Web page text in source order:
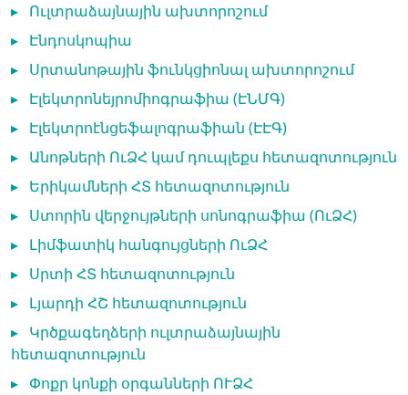
▸ Ուլտրաձայնային ախտորոշում
▸ Էնդոսկոպիա
▸ Սրտանոթային ֆունկցիոնալ ախտորոշում
▸ Էլեկտրոնեյրոմիոգրաֆիա (ԷՆՄԳ)
▸ Էլեկտրոէնցեֆալոգրաֆիան (ԷԷԳ)
▸ Անոթների ՈւՁՀ կամ դուպլեքս հետազոտություն
▸ Երիկամների ՀՏ հետազոտություն
▸ Ստորին վերջույթների սոնոգրաֆիա (ՈւՁՀ)
▸ Լիմֆատիկ հանգույցների ՈւՁՀ
▸ Սրտի ՀՏ հետազոտություն
▸ Լյարդի ՀՇ հետազոտություն
▸ Կրծքագեղձերի ուլտրաձայնային
հետազոտություն
▸ Փոքր կոնքի օրգանների ՈՒՁՀ